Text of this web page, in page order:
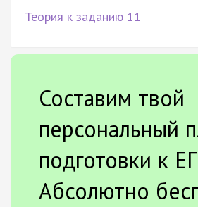
Теория к заданию 11
Составим твой
персональный
подготовки к
Абсолютно